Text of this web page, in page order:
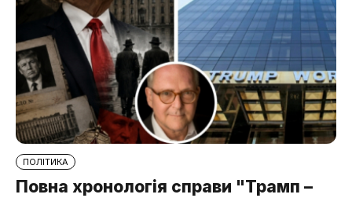
ПОЛІТИКА
Повна хронологія справи "Трамп –